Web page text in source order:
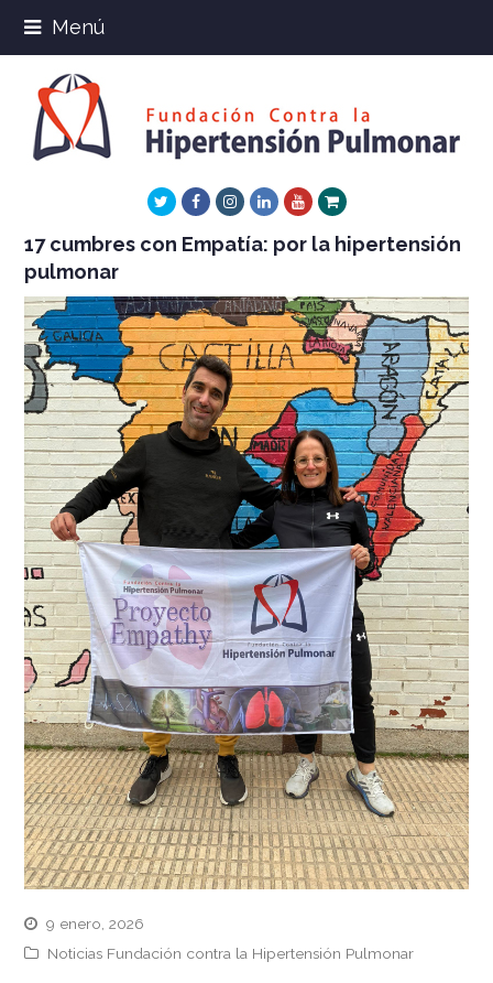
Menú
TwitterFacebookInstagram
LinkedInYoutube
Xing
17 cumbres con Empatía: por la hipertensión
pulmonar
9 enero, 2026
Noticias Fundación contra la Hipertensión Pulmonar